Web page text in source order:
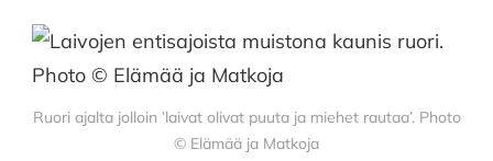
Ruori ajalta jolloin ’laivat olivat puuta ja miehet rautaa’. Photo
© Elämää ja Matkoja